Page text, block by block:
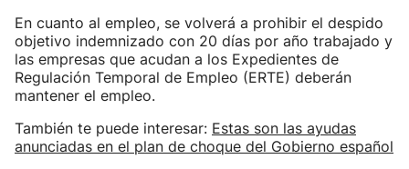
En cuanto al empleo, se volverá a prohibir el despido
objetivo indemnizado con 20 días por año trabajado y
las empresas que acudan a los Expedientes de
Regulación Temporal de Empleo (ERTE) deberán
mantener el empleo.
También te puede interesar: Estas son las ayudas
anunciadas en el plan de choque del Gobierno español